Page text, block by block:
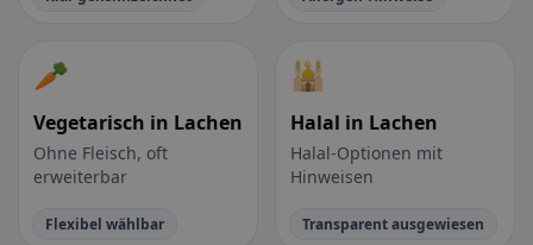
🥕
Vegetarisch in Lachen
Ohne Fleisch, oft
erweiterbar
Flexibel wählbar
🕌
Halal in Lachen
Halal-Optionen mit
Hinweisen
Transparent ausgewiesen